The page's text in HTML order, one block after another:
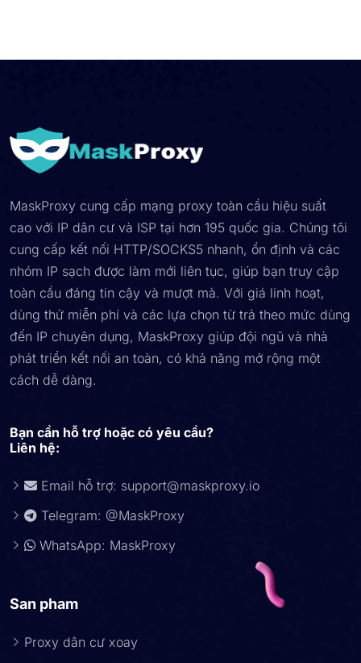
MaskProxy cung cấp mạng proxy toàn cầu hiệu suất
cao với IP dân cư và ISP tại hơn 195 quốc gia. Chúng tôi
cung cấp kết nối HTTP/SOCKS5 nhanh, ổn định và các
nhóm IP sạch được làm mới liên tục, giúp bạn truy cập
toàn cầu đáng tin cậy và mượt mà. Với giá linh hoạt,
dùng thử miễn phí và các lựa chọn từ trả theo mức dùng
đến IP chuyên dụng, MaskProxy giúp đội ngũ và nhà
phát triển kết nối an toàn, có khả năng mở rộng một
cách dễ dàng.
Bạn cần hỗ trợ hoặc có yêu cầu?
Liên hệ:
Email hỗ trợ: support@maskproxy.io
Telegram: @MaskProxy
WhatsApp: MaskProxy
San pham
Proxy dân cư xoay